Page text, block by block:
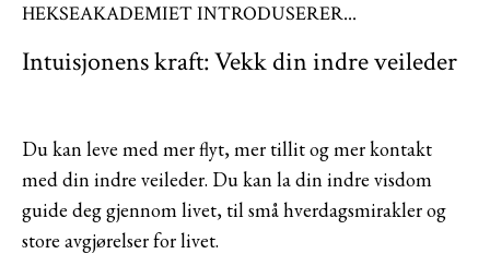
HEKSEAKADEMIET INTRODUSERER...
Intuisjonens kraft: Vekk din indre veileder
Du kan leve med mer flyt, mer tillit og mer kontakt
med din indre veileder. Du kan la din indre visdom
guide deg gjennom livet, til små hverdagsmirakler og
store avgjørelser for livet.